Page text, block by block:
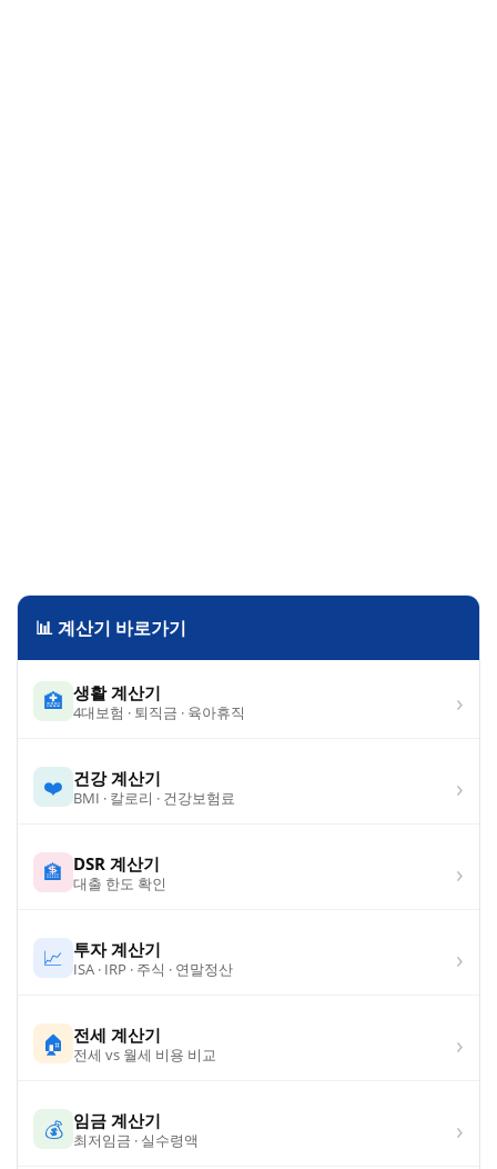
📊 계산기 바로가기
🏥 생활 계산기
4대보험 · 퇴직금 · 육아휴직 ›
❤️ 건강 계산기
BMI · 칼로리 · 건강보험료 ›
🏦 DSR 계산기
대출 한도 확인 ›
📈 투자 계산기
ISA · IRP · 주식 · 연말정산 ›
🏠 전세 계산기
전세 vs 월세 비용 비교 ›
💰 임금 계산기
최저임금 · 실수령액 ›